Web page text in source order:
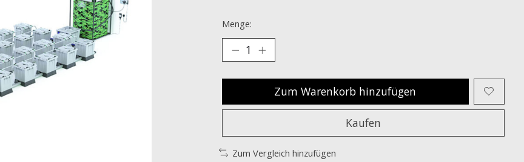
Menge:
Zum Warenkorb hinzufügen
Kaufen
Zum Vergleich hinzufügen